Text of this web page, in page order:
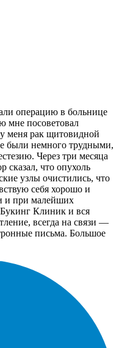
операцию в больнице
мне посоветовал
меня рак щитовидной
были немного трудными,
Через три месяца
сказал, что опухоль
узлы очистились, что
себя хорошо и
и при малейших
Клиник и вся
всегда на связи —
письма. Большое